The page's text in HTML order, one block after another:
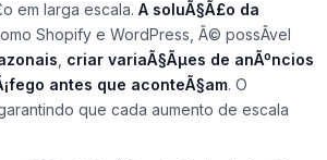
em larga escala. A soluÃ§Ã£o da
Shopify e WordPress, Ã© possÃ­vel
criar variaÃ§Ãµes de anÃºncios
antes que aconteÃ§am. O
garantindo que cada aumento de escala